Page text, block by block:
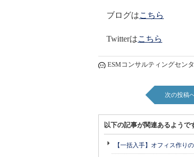
ブログはこちら
Twitterはこちら
ESMコンサルティングセン
次の投稿
以下の記事が関連あるようで
【一括入手】オフィス作り